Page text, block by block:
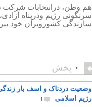
هم وطن، درانتخابات شرکت
سرنگونی رژیم ودرپناه
سازندگی کشورویران خود
۰ پخش
وضعیت دردناک و اسف بار زندگی
رژیم اسلامی
۱